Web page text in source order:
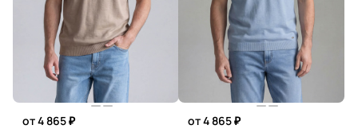
от 4 865 ₽
от 4 865 ₽